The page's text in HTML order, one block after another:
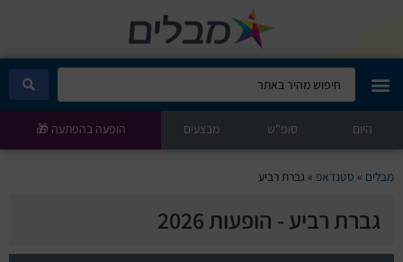
מבלים קלאב
הופעות היום
סטנדאפ
היום סופ"ש מבצעים הופעה בהפתעה 🎁
מבלים » סטנדאפ »גברת רביע
גברת רביע - הופעות 2026